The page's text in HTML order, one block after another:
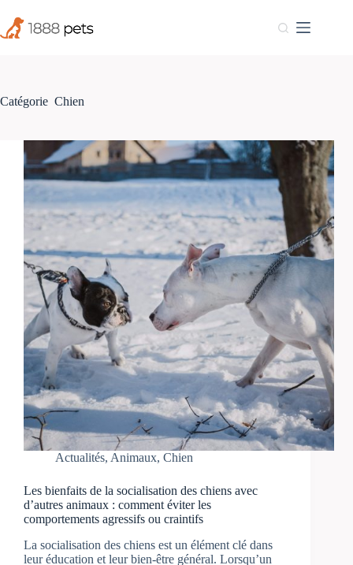
contenu
Catégorie Chien
Actualités, Animaux, Chien
Les bienfaits de la socialisation des chiens avec
d’autres animaux : comment éviter les
comportements agressifs ou craintifs
La socialisation des chiens est un élément clé dans
leur éducation et leur bien-être général. Lorsqu’un